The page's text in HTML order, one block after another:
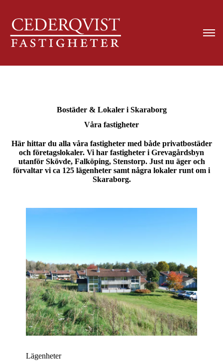
Bostäder & Lokaler i Skaraborg
Våra fastigheter
Här hittar du alla våra fastigheter med både privatbostäder
och företagslokaler. Vi har fastigheter i Grevagårdsbyn
utanför Skövde, Falköping, Stenstorp. Just nu äger och
förvaltar vi ca 125 lägenheter samt några lokaler runt om i
Skaraborg.
Lägenheter